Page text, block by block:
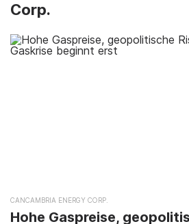
Corp.
CANCAMBRIA ENERGY CORP.
Hohe Gaspreise,